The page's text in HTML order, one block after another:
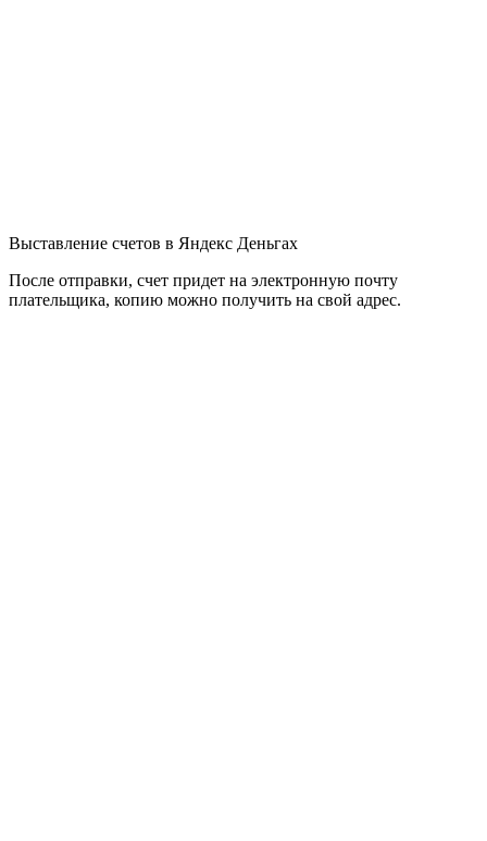
Выставление счетов в Яндекс Деньгах
После отправки, счет придет на электронную почту
плательщика, копию можно получить на свой адрес.